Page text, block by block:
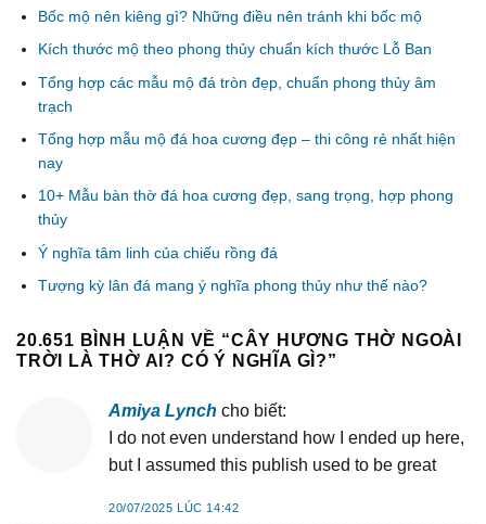
Bốc mộ nên kiêng gì? Những điều nên tránh khi bốc mộ
Kích thước mộ theo phong thủy chuẩn kích thước Lỗ Ban
Tổng hợp các mẫu mộ đá tròn đẹp, chuẩn phong thủy âm
trạch
Tổng hợp mẫu mộ đá hoa cương đẹp – thi công rẻ nhất hiện
nay
10+ Mẫu bàn thờ đá hoa cương đẹp, sang trọng, hợp phong
thủy
Ý nghĩa tâm linh của chiếu rồng đá
Tượng kỳ lân đá mang ý nghĩa phong thủy như thế nào?
20.651 BÌNH LUẬN VỀ “CÂY HƯƠNG THỜ NGOÀI
TRỜI LÀ THỜ AI? CÓ Ý NGHĨA GÌ?”
Amiya Lynch cho biết:
I do not even understand how I ended up here,
but I assumed this publish used to be great
20/07/2025 LÚC 14:42